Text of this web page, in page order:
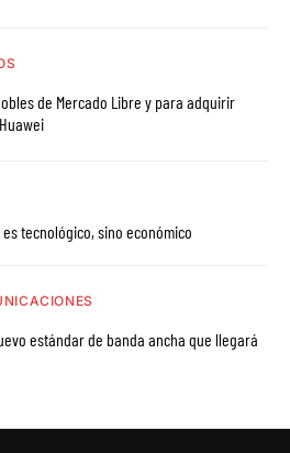
de Mercado Libre y para adquirir
tecnológico, sino económico
estándar de banda ancha que llegará